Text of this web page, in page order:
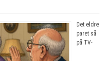
Det eldre
paret så
på TV-